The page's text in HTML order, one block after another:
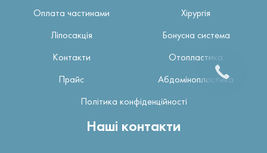
Оплата частинами Хірургія
Ліпосакція Бонусна система
Контакти Отопластика
Прайс Абдомінопластика
Політика конфіденційності
Наші контакти